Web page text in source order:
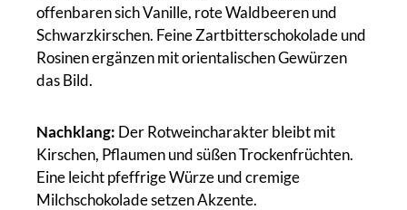
offenbaren sich Vanille, rote Waldbeeren und
Schwarzkirschen. Feine Zartbitterschokolade und
Rosinen ergänzen mit orientalischen Gewürzen
das Bild.
Nachklang: Der Rotweincharakter bleibt mit
Kirschen, Pflaumen und süßen Trockenfrüchten.
Eine leicht pfeffrige Würze und cremige
Milchschokolade setzen Akzente.